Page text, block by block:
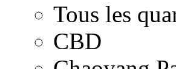
Tous les
CBD